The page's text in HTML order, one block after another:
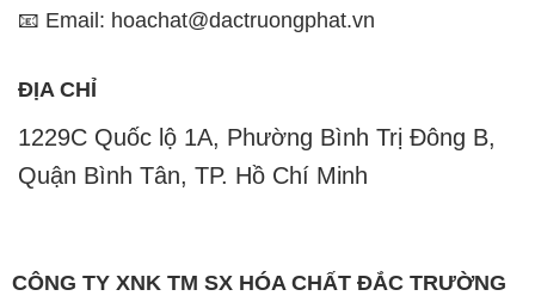
📧 Email: hoachat@dactruongphat.vn
ĐỊA CHỈ
1229C Quốc lộ 1A, Phường Bình Trị Đông B,
Quận Bình Tân, TP. Hồ Chí Minh
CÔNG TY XNK TM SX HÓA CHẤT ĐẮC TRƯỜNG